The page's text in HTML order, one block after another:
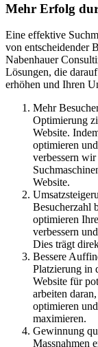
Mehr Erfolg
Eine effektive
von entscheidender
Nabenhauer
Lösungen, die
erhöhen und Ihren
Mehr
Optimierung
Website.
optimieren
verbessern
Website.
Besucherzahl
optimieren
verbessern
Dies trägt
Bessere
Platzierung in
Website für
arbeiten
optimieren
maximieren.
Gewinnung
Massnahmen